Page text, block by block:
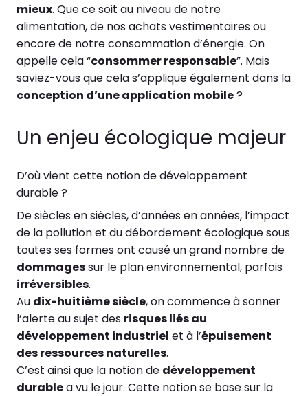
mieux. Que ce soit au niveau de notre
alimentation, de nos achats vestimentaires ou
encore de notre consommation d’énergie. On
appelle cela “consommer responsable”. Mais
saviez-vous que cela s’applique également dans la
conception d’une application mobile?
Un enjeu écologique majeur
D’où vient cette notion de développement
durable ?
De siècles en siècles, d’années en années, l’impact
de la pollution et du débordement écologique sous
toutes ses formes ont causé un grand nombre de
dommagessur le plan environnemental, parfois
irréversibles.
Au dix-huitième siècle, on commence à sonner
l’alerte au sujet des risques liés au
développement industriel et à l’épuisement
des ressources naturelles.
C’est ainsi que la notion de développement
durablea vu le jour. Cette notion se base sur la